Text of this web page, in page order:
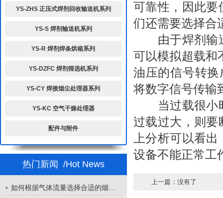
YS-ZHS 正压式焊剂回收输送机系列
YS-S 焊剂输送机系列
YS-R 焊剂焊条烘箱系列
YS-DZFC 焊剂筛选机系列
YS-CY 焊接烟尘处理器系列
YS-KC 空气干燥处理器
配件与附件
热门新闻 /Hot News
可靠性，因此要
们还需要选择合
由于焊剂输
可以模拟超载和
油压的信号转
将数字信号传输
当过载很小时
过载过大，则要
上分析可以看
设备不能正常工
上一篇：没有了